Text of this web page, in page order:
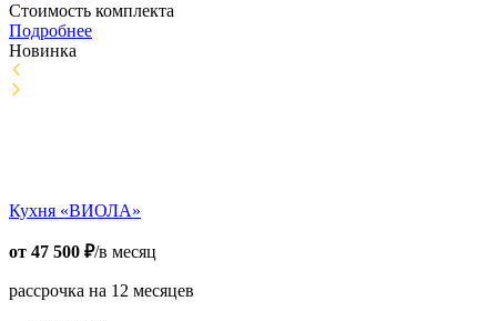
Стоимость комплекта
Подробнее
Новинка
Кухня «ВИОЛА»
от 47 500 ₽/в месяц
рассрочка на 12 месяцев